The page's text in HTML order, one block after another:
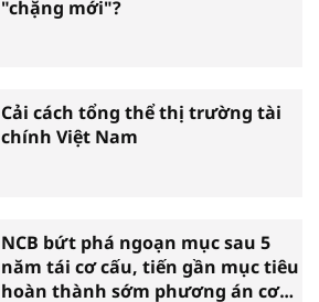
"chặng mới"?
Cải cách tổng thể thị trường tài
chính Việt Nam
NCB bứt phá ngoạn mục sau 5
năm tái cơ cấu, tiến gần mục tiêu
hoàn thành sớm phương án cơ